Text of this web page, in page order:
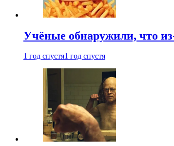
Учёные обнаружили, что
1 год спустя1 год спустя